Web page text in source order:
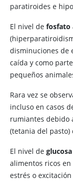
paratiroides e
El nivel de fosfato
disminuciones de
caída y como
pequeños
Rara vez se
incluso en casos
rumiantes debido
(tetania del pasto)
El nivel de glucosa
alimentos ricos
estrés o